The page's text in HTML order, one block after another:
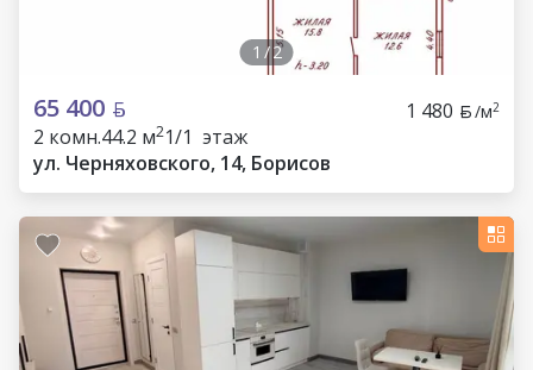
1 /2
65 400 1 480 /м2
2 комн.44.2 м21/1 этаж
ул. Черняховского, 14, Борисов